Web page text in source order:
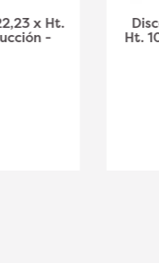
Disco diamantado
Ht. 10 mm -